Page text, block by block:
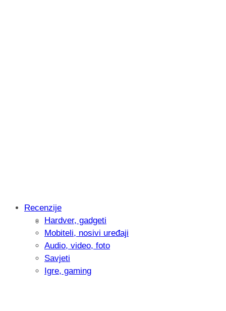
Intervju: Goran Jović, fotograf -
Recenzije
Hardver, gadgeti
Mobiteli, nosivi uređaji
Audio, video, foto
Savjeti
Igre, gaming